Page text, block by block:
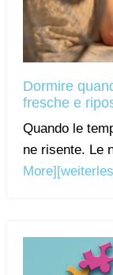
Dormire
fresche e
Quando le
ne risente. Le
More]